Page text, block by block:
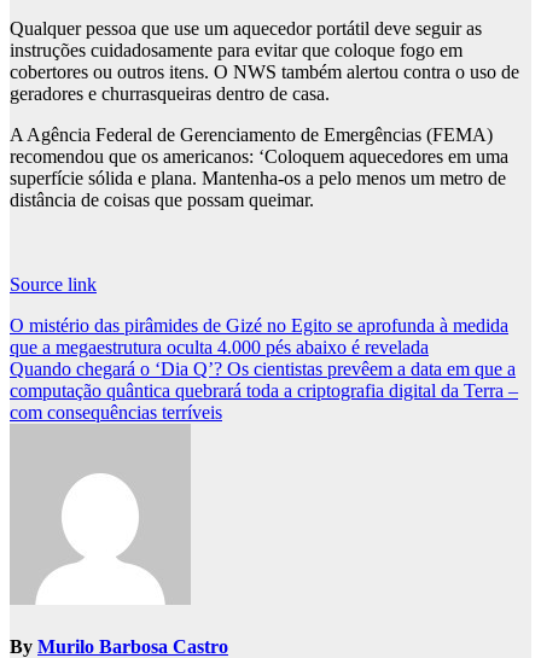
Qualquer pessoa que use um aquecedor portátil deve seguir as
instruções cuidadosamente para evitar que coloque fogo em
cobertores ou outros itens. O NWS também alertou contra o uso de
geradores e churrasqueiras dentro de casa.
A Agência Federal de Gerenciamento de Emergências (FEMA)
recomendou que os americanos: ‘Coloquem aquecedores em uma
superfície sólida e plana. Mantenha-os a pelo menos um metro de
distância de coisas que possam queimar.
Source link
Post
navigation
O mistério das pirâmides de Gizé no Egito se aprofunda à medida
que a megaestrutura oculta 4.000 pés abaixo é revelada
Quando chegará o ‘Dia Q’? Os cientistas prevêem a data em que a
computação quântica quebrará toda a criptografia digital da Terra –
com consequências terríveis
By Murilo Barbosa Castro